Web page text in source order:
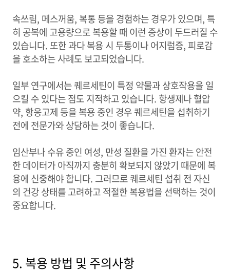
속쓰림, 메스꺼움, 복통 등을 경험하는 경우가 있으며, 특
히 공복에 고용량으로 복용할 때 이런 증상이 두드러질 수
있습니다. 또한 과다 복용 시 두통이나 어지럼증, 피로감
을 호소하는 사례도 보고되었습니다.
일부 연구에서는 퀘르세틴이 특정 약물과 상호작용을 일
으킬 수 있다는 점도 지적하고 있습니다. 항생제나 혈압
약, 항응고제 등을 복용 중인 경우 퀘르세틴을 섭취하기
전에 전문가와 상담하는 것이 좋습니다.
임산부나 수유 중인 여성, 만성 질환을 가진 환자는 안전
한 데이터가 아직까지 충분히 확보되지 않았기 때문에 복
용에 신중해야 합니다. 그러므로 퀘르세틴 섭취 전 자신
의 건강 상태를 고려하고 적절한 복용법을 선택하는 것이
중요합니다.
5. 복용 방법 및 주의사항